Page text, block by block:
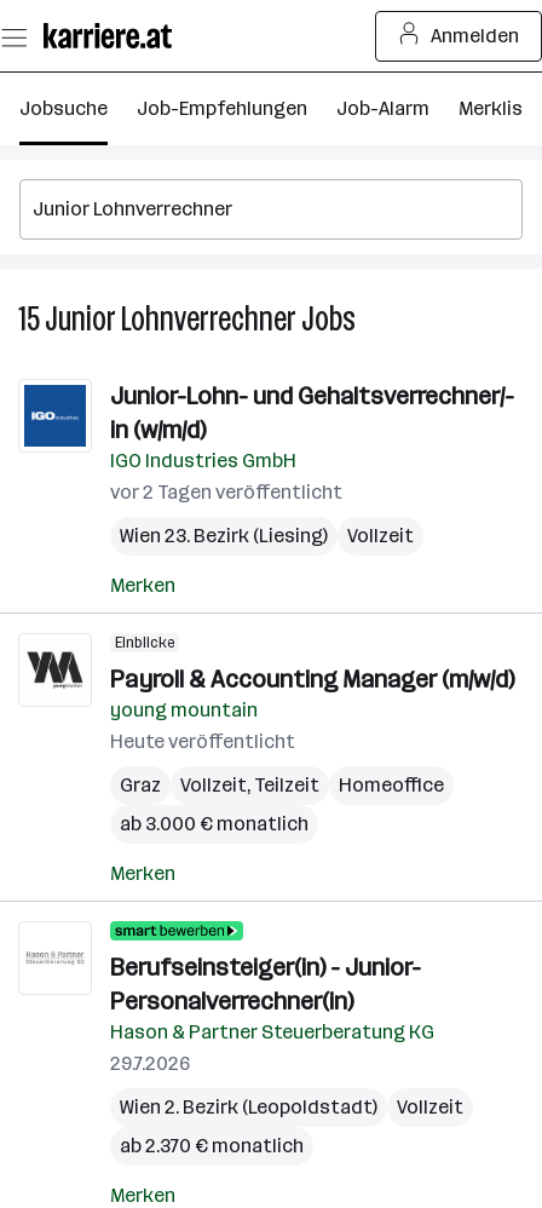
Seiteninhalt
springen
Anmelden
Jobsuche Job-Empfehlungen Job-Alarm Merkliste
15Junior LohnverrechnerJobs
Jobs
Junior-Lohn- und Gehaltsverrechner/-
in (w/m/d)
IGO Industries GmbH
vor 2 Tagen veröffentlicht
Wien 23. Bezirk (Liesing)
Vollzeit
Merken
Einblicke
Payroll & Accounting Manager (m/w/d)
young mountain
Heute veröffentlicht
Graz
Vollzeit, Teilzeit
Homeoffice
ab 3.000 € monatlich
Merken
Berufseinsteiger(in) - Junior-
Personalverrechner(in)
Hason & Partner Steuerberatung KG
29.7.2026
Wien 2. Bezirk (Leopoldstadt)
Vollzeit
ab 2.370 € monatlich
Merken